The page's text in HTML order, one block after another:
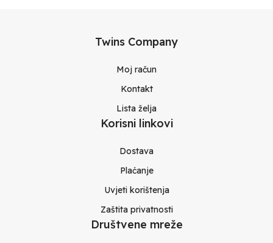
Twins Company
Moj račun
Kontakt
Lista želja
Korisni linkovi
Dostava
Plaćanje
Uvjeti korištenja
Zaštita privatnosti
Društvene mreže